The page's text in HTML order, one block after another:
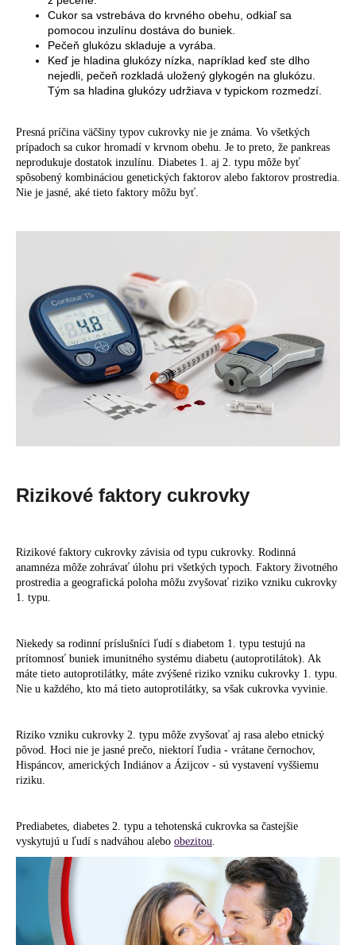
Cukor sa vstrebáva do krvného obehu, odkiaľ sa
pomocou inzulínu dostáva do buniek.
Pečeň glukózu skladuje a vyrába.
Keď je hladina glukózy nízka, napríklad keď ste dlho
nejedli, pečeň rozkladá uložený glykogén na glukózu.
Tým sa hladina glukózy udržiava v typickom rozmedzí.
Presná príčina väčšiny typov cukrovky nie je známa. Vo všetkých
prípadoch sa cukor hromadí v krvnom obehu. Je to preto, že pankreas
neprodukuje dostatok inzulínu. Diabetes 1. aj 2. typu môže byť
spôsobený kombináciou genetických faktorov alebo faktorov prostredia.
Nie je jasné, aké tieto faktory môžu byť.
Rizikové faktory cukrovky
Rizikové faktory cukrovky závisia od typu cukrovky. Rodinná
anamnéza môže zohrávať úlohu pri všetkých typoch. Faktory životného
prostredia a geografická poloha môžu zvyšovať riziko vzniku cukrovky
1. typu.
Niekedy sa rodinní príslušníci ľudí s diabetom 1. typu testujú na
prítomnosť buniek imunitného systému diabetu (autoprotilátok). Ak
máte tieto autoprotilátky, máte zvýšené riziko vzniku cukrovky 1. typu.
Nie u každého, kto má tieto autoprotilátky, sa však cukrovka vyvinie.
Riziko vzniku cukrovky 2. typu môže zvyšovať aj rasa alebo etnický
pôvod. Hoci nie je jasné prečo, niektorí ľudia - vrátane černochov,
Hispáncov, amerických Indiánov a Ázijcov - sú vystavení vyššiemu
riziku.
Prediabetes, diabetes 2. typu a tehotenská cukrovka sa častejšie
vyskytujú u ľudí s nadváhou alebo obezitou.